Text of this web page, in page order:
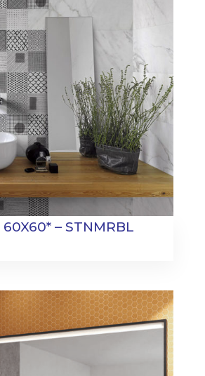
60X60* – STNMRBL